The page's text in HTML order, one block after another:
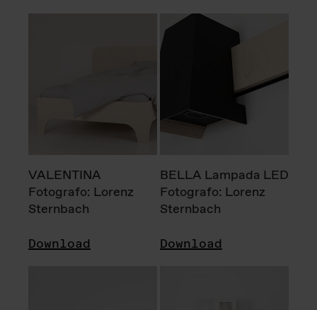
VALENTINA
Fotografo: Lorenz
Sternbach
Download
BELLA Lampada LED
Fotografo: Lorenz
Sternbach
Download